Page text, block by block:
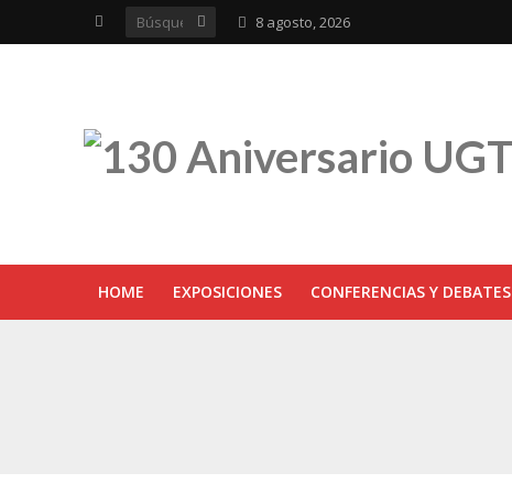
8 agosto, 2026
HOME EXPOSICIONES CONFERENCIAS Y DEBATES